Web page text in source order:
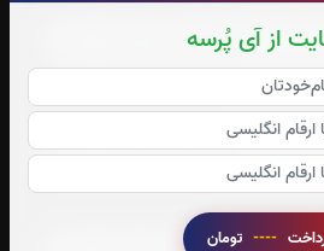
از آی پُرسه
----
جزء شماره 8
جزء شماره 9